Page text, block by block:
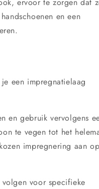
ervoor te zorgen dat
en een
een impregnatielaag
en gebruik vervolgens
te vegen tot het
impregnering aan op
voor specifieke